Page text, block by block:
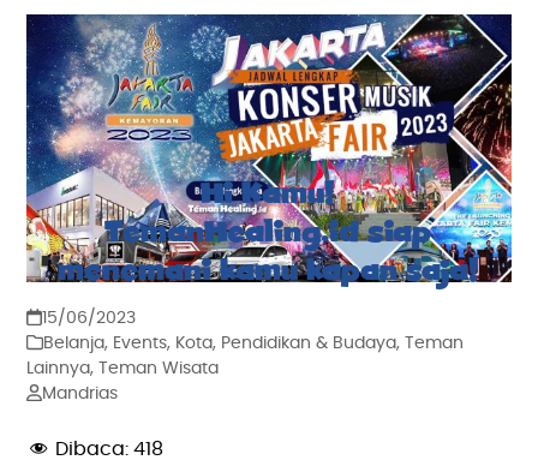
15/06/2023
Belanja, Events, Kota, Pendidikan & Budaya,
Teman
Lainnya,
Teman Wisata
Mandrias
Dibaca: 418
Hi Kamu!
TemanHealing.id siap
menemani kamu kapan saja!